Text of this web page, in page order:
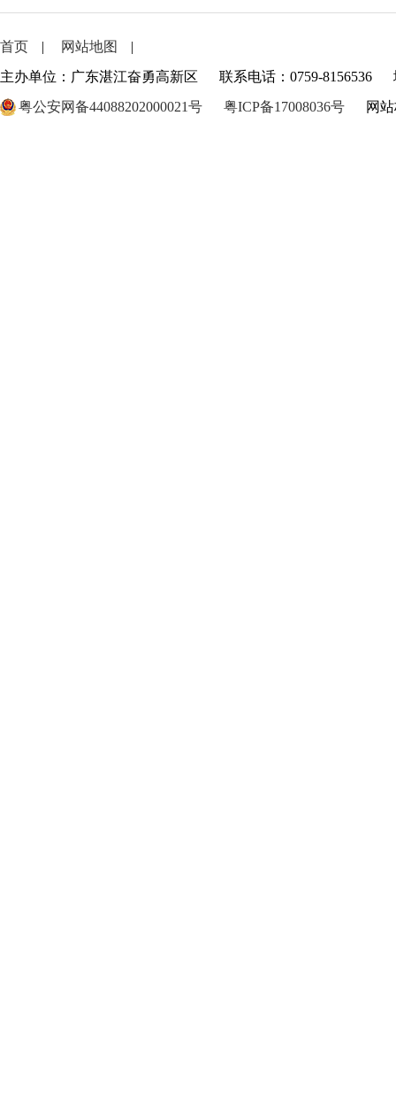
首页 | 网站地图
|
主办单位：广东湛江奋勇高新区
联系电话：0759-8156536
粤公安网备44088202000021号
粤ICP备17008036号 网